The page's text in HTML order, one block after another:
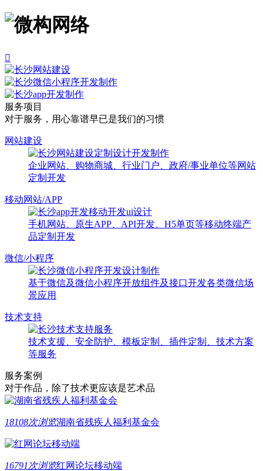

服务项目
对于服务，用心靠谱早已是我们的习惯
网站建设
企业网站、购物商城、行业门户、政府/事业单位等网站
定制开发
移动网站/APP
手机网站、原生APP、API开发、H5单页等移动终端产
品定制开发
微信/小程序
基于微信及微信小程序开放组件及接口开发各类微信场
景应用
技术支持
技术支援、安全防护、模板定制、插件定制、技术方案
等服务
服务案例
对于作品，除了技术更应该是艺术品
18108次浏览湖南省残疾人福利基金会
16791次浏览红网论坛移动端